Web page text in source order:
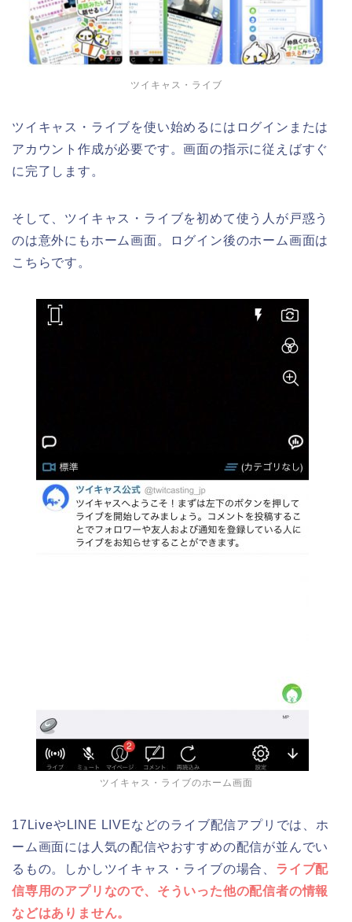
ツイキャス・ライブ
ツイキャス・ライブを使い始めるにはログインまたは
アカウント作成が必要です。画面の指示に従えばすぐ
に完了します。
そして、ツイキャス・ライブを初めて使う人が戸惑う
のは意外にもホーム画面。ログイン後のホーム画面は
こちらです。
ツイキャス・ライブのホーム画面
17LiveやLINE LIVEなどのライブ配信アプリでは、ホ
ーム画面には人気の配信やおすすめの配信が並んでい
るもの。しかしツイキャス・ライブの場合、 ライブ配
信専用のアプリなので、そういった他の配信者の情報
などはありません。